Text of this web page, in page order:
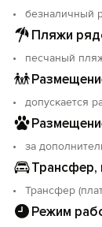
безналичный
Пляжи
песчаный
допускается
за
Трансфер,
Трансфер
Режим